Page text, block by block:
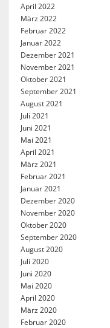
April 2022
März 2022
Februar 2022
Januar 2022
Dezember 2021
November 2021
Oktober 2021
September 2021
August 2021
Juli 2021
Juni 2021
Mai 2021
April 2021
März 2021
Februar 2021
Januar 2021
Dezember 2020
November 2020
Oktober 2020
September 2020
August 2020
Juli 2020
Juni 2020
Mai 2020
April 2020
März 2020
Februar 2020